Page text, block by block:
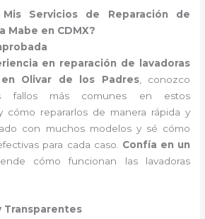
Servicios de Reparación de
Mabe en CDMX?
en reparación de lavadoras
Olivar de los Padres, conozco
fallos más comunes en estos
cómo repararlos de manera rápida y
con muchos modelos y sé cómo
para cada caso. Confía en un
cómo funcionan las lavadoras
Transparentes